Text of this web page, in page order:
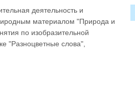
деятельность и
материалом "Природа и
по изобразительной
"Разноцветные слова",